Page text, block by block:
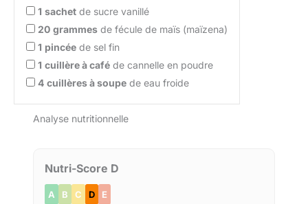
1 sachet de sucre vanillé
20 grammes de fécule de maïs (maïzena)
1 pincée de sel fin
1 cuillère à café de cannelle en poudre
4 cuillères à soupe de eau froide
Analyse nutritionnelle
Nutri-Score D
A B C D E